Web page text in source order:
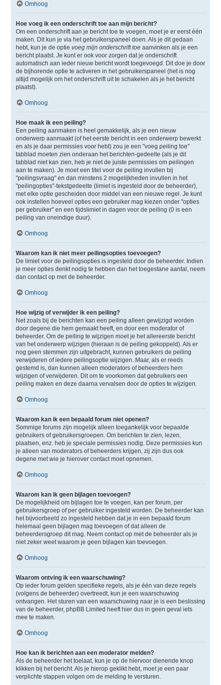
Omhoog
Hoe voeg ik een onderschrift toe aan mijn bericht?
Om een onderschrift aan je bericht toe te voegen, moet je er eerst één
maken. Dit kun je via het gebruikerspaneel doen. Als je dit gedaan
hebt, kun je de optie voeg mijn onderschrift toeaanvinken als je een
bericht plaatst. Je kunt er ook voor zorgen dat je onderschrift
automatisch aan ieder nieuw bericht wordt toegevoegd. Dit doe je door
de bijhorende optie te activeren in het gebruikerspaneel (het is nog
altijd mogelijk om het onderschrift uit te schakelen als je het bericht
plaatst).
Omhoog
Hoe maak ik een peiling?
Een peiling aanmaken is heel gemakkelijk, als je een nieuw
onderwerp aanmaakt (of het eerste bericht in een onderwerp bewerkt
en als je daar permissies voor hebt) zou je een "voeg peiling toe"
tabblad moeten zien onderaan het berichten-gedeelte (als je dit
tabblad niet kan zien, heb je niet de juiste permissies om peilingen
aan te maken). Je moet een titel voor de peiling invullen bij
"peilingsvraag" en dan minstens 2 mogelijkheden invullen in het
"peilingopties"-tekstgedeelte (limiet is ingesteld door de beheerder),
met elke optie gescheiden door middel van een nieuwe regel. Je kunt
ook instellen hoeveel opties een gebruiker mag kiezen onder "opties
per gebruiker" en een tijdslimiet in dagen voor de peiling (0 is een
peiling van oneindige duur).
Omhoog
Waarom kan ik niet meer peilingsopties toevoegen?
De limiet voor de peilingsopties is ingesteld door de beheerder. Indien
je meer opties denkt nodig te hebben dan het toegestane aantal, neem
dan contact op met de beheerder.
Omhoog
Hoe wijzig of verwijder ik een peiling?
Net zoals bij de berichten kan een peiling alleen gewijzigd worden
door degene die hem gemaakt heeft, en door een moderator of
beheerder. Om de peiling te wijzigen moet je het allereerste bericht
van het onderwerp wijzigen (hieraan is de peiling gekoppeld). Als er
nog geen stemmen zijn uitgebracht, kunnen gebruikers de peiling
verwijderen of iedere peilingsoptie wijzigen. Maar, als er reeds
gestemd is, dan kunnen alleen moderators of beheerders hem
wijzigen of verwijderen. Dit om te voorkomen dat gebruikers een
peiling maken en deze daarna vervalsen door de opties te wijzigen.
Omhoog
Waarom kan ik een bepaald forum niet openen?
Sommige forums zijn mogelijk alleen toegankelijk voor bepaalde
gebruikers of gebruikersgroepen. Om berichten te zien, lezen,
plaatsen, enz. heb je speciale permissies nodig. Deze permissies kun
je alleen van moderators of beheerders krijgen, zij zijn dus ook
degene met wie je hierover contact moet opnemen.
Omhoog
Waarom kan ik geen bijlagen toevoegen?
De mogelijkheid om bijlagen toe te voegen, kan per forum, per
gebruikersgroep of per gebruiker ingesteld worden. De beheerder kan
het bijvoorbeeld zo ingesteld hebben dat je in een bepaald forum
helemaal geen bijlagen mag toevoegen of dat alleen de
beheerdersgroep dit mag. Neem contact op met de beheerder als je
niet zeker weet waarom je geen bijlagen kan toevoegen.
Omhoog
Waarom ontving ik een waarschuwing?
Op ieder forum gelden specifieke regels, als je één van deze regels
(volgens de beheerder) overtreedt, kun je een waarschuwing
ontvangen. Het sturen van een waarschuwing naar je is een beslissing
van de beheerder, phpBB Limited heeft hier dus in geen geval iets
mee te maken.
Omhoog
Hoe kan ik berichten aan een moderator melden?
Als de beheerder het toelaat, kun je op de hiervoor dienende knop
klikken bij het bericht. Als je hierop geklikt hebt, moet je een paar
verplichte stappen volgen om de melding te versturen.